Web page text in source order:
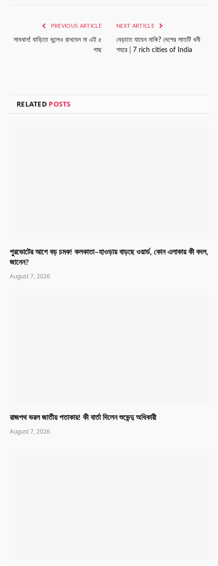
PREVIOUS ARTICLE
সাবধান! বাড়িতে ভুলেও রাখবেন না এই ৫
গাছ
NEXT ARTICLE
বেড়াতে যাবেন নাকি? দেশের সাতটি ধনী
শহরে│7 rich cities of India
RELATED POSTS
পুরভোটের আগে বড় চমক! কলকাতা–হাওড়ায় বাড়ছে ওয়ার্ড, কোন এলাকায় কী বদল,
জানেন?
August 7, 2026
রাজপথ ভরল জাতীয় পতাকায়! কী বার্তা দিলেন শুভেন্দু অধিকারী
August 7, 2026